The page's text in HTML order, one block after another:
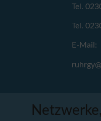
Tel.
Tel.
E-Mail: